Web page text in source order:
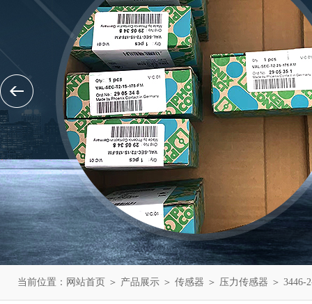
当前位置： 网站首页 ＞ 产品展示 ＞ 传感器 ＞ 压力传感器 ＞ 3446-